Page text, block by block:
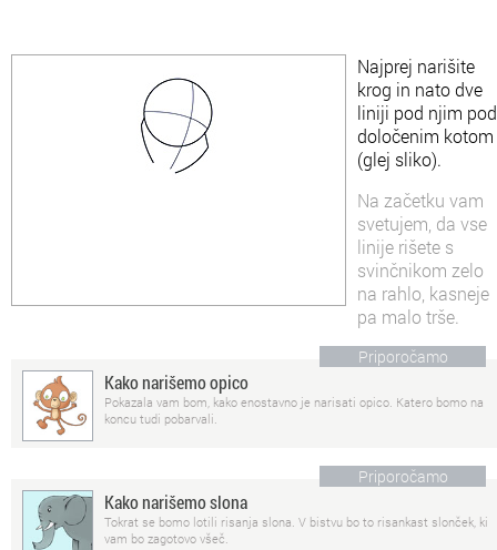
Najprej narišite
krog in nato dve
liniji pod njim pod
določenim kotom
(glej sliko).
Na začetku vam
svetujem, da vse
linije rišete s
svinčnikom zelo
na rahlo, kasneje
pa malo trše.
Priporočamo
Kako narišemo opico
Pokazala vam bom, kako enostavno je narisati opico. Katero bomo na
koncu tudi pobarvali.
Priporočamo
Kako narišemo slona
Tokrat se bomo lotili risanja slona. V bistvu bo to risankast slonček, ki
vam bo zagotovo všeč.